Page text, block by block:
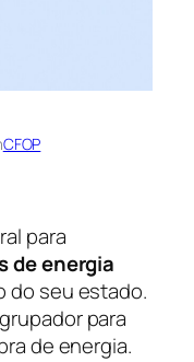
CFOP
para
de energia
do seu estado.
para
de energia.